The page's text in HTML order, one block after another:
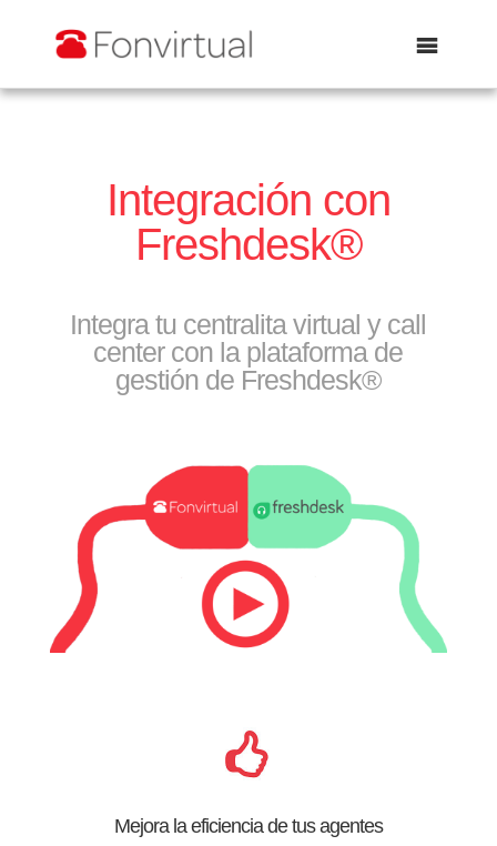
Abrir
Integración con
Freshdesk®
Integra tu centralita virtual y call
center con la plataforma de
gestión de Freshdesk®
Mejora la eficiencia de tus agentes